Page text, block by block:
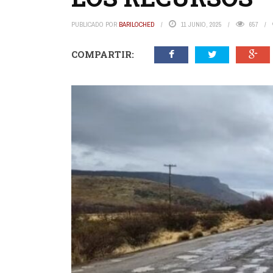
PUBLICADO POR BARILOCHED 11 JUNIO, 2025 657
COMPARTIR: